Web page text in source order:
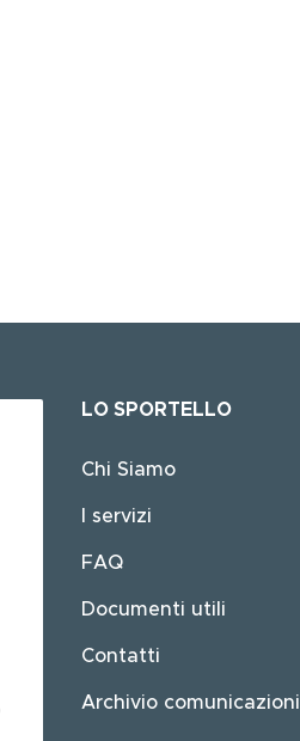
LO SPORTELLO
Chi Siamo
I servizi
FAQ
Documenti utili
Contatti
Archivio comunicazioni